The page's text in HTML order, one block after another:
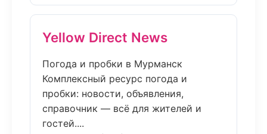
Yellow Direct News
Погода и пробки в Мурманск
Комплексный ресурс погода и
пробки: новости, объявления,
справочник — всё для жителей и
гостей....